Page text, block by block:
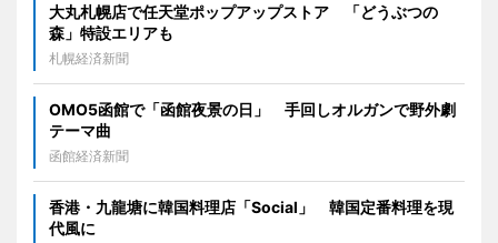
大丸札幌店で任天堂ポップアップストア 「どうぶつの
森」特設エリアも
札幌経済新聞
OMO5函館で「函館夜景の日」 手回しオルガンで野外劇
テーマ曲
函館経済新聞
香港・九龍塘に韓国料理店「Social」 韓国定番料理を現
代風に